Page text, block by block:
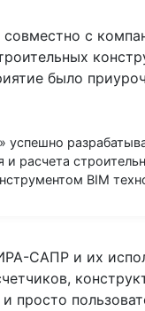
с
было
расчета
BIM
САПР и их
просто